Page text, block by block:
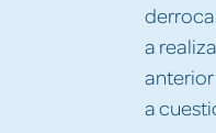
a
anterior
a